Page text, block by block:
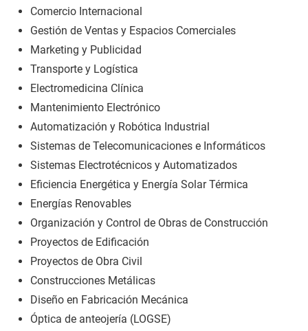
Comercio Internacional
Gestión de Ventas y Espacios Comerciales
Marketing y Publicidad
Transporte y Logística
Electromedicina Clínica
Mantenimiento Electrónico
Automatización y Robótica Industrial
Sistemas de Telecomunicaciones e Informáticos
Sistemas Electrotécnicos y Automatizados
Eficiencia Energética y Energía Solar Térmica
Energías Renovables
Organización y Control de Obras de Construcción
Proyectos de Edificación
Proyectos de Obra Civil
Construcciones Metálicas
Diseño en Fabricación Mecánica
Óptica de anteojería (LOGSE)